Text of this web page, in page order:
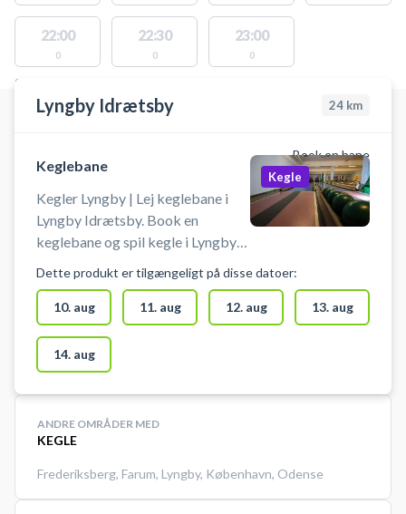
22:00
0
22:30
0
23:00
0
STEDER MED LEDIGE AKTIVITETER
Lyngby Idrætsby 24 km
Book en bane
Keglebane
Kegler Lyngby | Lej keglebane i
Lyngby Idrætsby. Book en
keglebane og spil kegle i Lyngby
i idrætsbyen.
Kegle
Dette produkt er tilgængeligt på disse datoer:
10. aug 11. aug 12. aug 13. aug
14. aug
ANDRE OMRÅDER MED
KEGLE
Frederiksberg, Farum, Lyngby, København, Odense